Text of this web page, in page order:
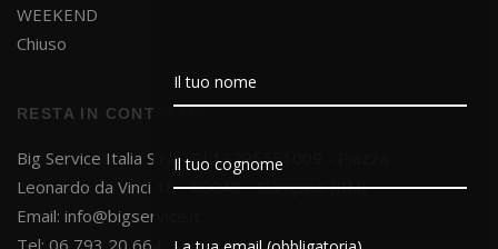
WEEKEND
Chiuso
RESTA IN CONTATTO
Big Service Italia S.r.l. - PI 13295551009 - Piazza
Leonardo da Vinci 18 - 00043 - Ciampino (RM)
Email: info@bigservice.it